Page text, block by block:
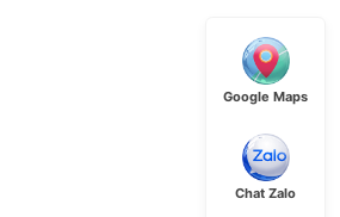
Google Maps
Chat Zalo